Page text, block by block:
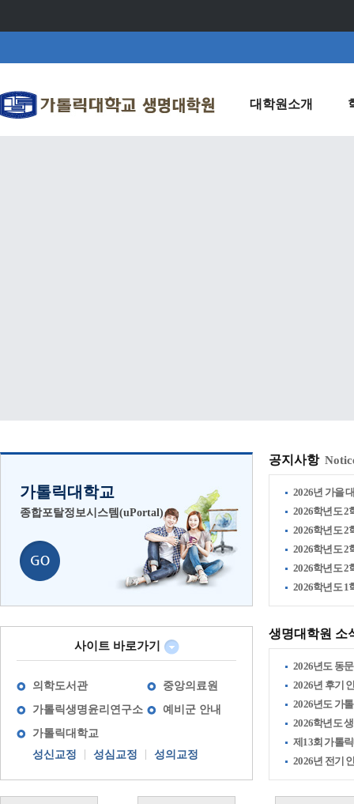
대학원소개
가톨릭대학교
종합포탈정보시스템(uPortal)
공지사항
2026년 가을
2026학년도 2
2026학년도 2
2026학년도 2
2026학년도 2
2026학년도 1
사이트 바로가기
의학도서관
중앙의료원
가톨릭생명윤리연구소
예비군 안내
가톨릭대학교
성신교정
성심교정 성의교정
생명대학원 소
2026년도 동
2026년 후기
2026년도 가
2026학년도
제13회 가톨
2026년 전기